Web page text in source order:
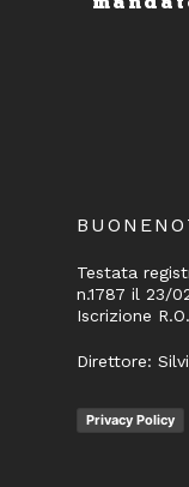
Testata
n.1787 il 23/
Iscrizione
Direttore:
Privacy Policy